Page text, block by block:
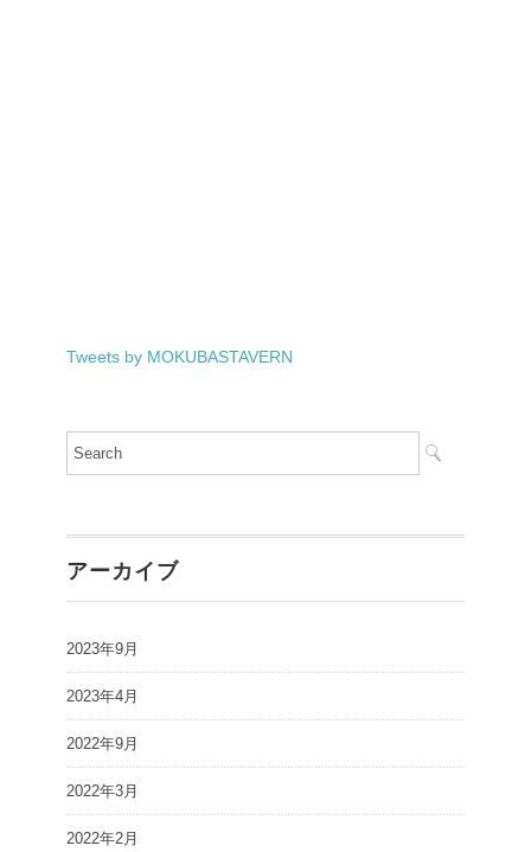
Tweets by MOKUBASTAVERN
アーカイブ
2023年9月
2023年4月
2022年9月
2022年3月
2022年2月